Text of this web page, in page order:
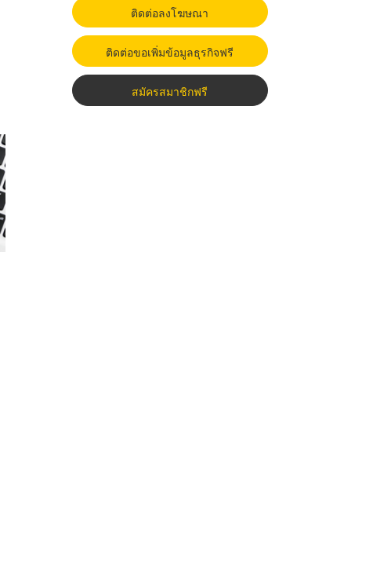
ติดต่อลงโฆษณา
ติดต่อขอเพิ่มข้อมูลธุรกิจฟรี
สมัครสมาชิกฟรี